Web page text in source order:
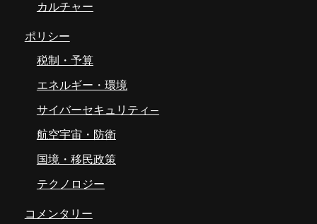
カルチャー
ポリシー
税制・予算
エネルギー・環境
サイバーセキュリティ―
航空宇宙・防衛
国境・移民政策
テクノロジー
コメンタリー